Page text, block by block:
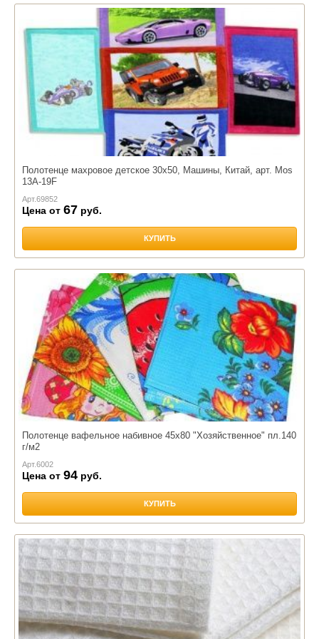
Полотенце махровое детское 30х50, Машины, Китай, арт. Mos
13A-19F
Арт.69852
Цена от 67 руб.
КУПИТЬ
Полотенце вафельное набивное 45х80 "Хозяйственное" пл.140
г/м2
Арт.6002
Цена от 94 руб.
КУПИТЬ